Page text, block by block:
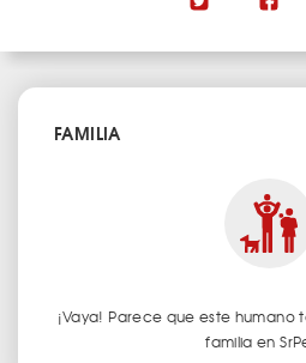
FAMILIA
¡Vaya! Parece que este
familia en